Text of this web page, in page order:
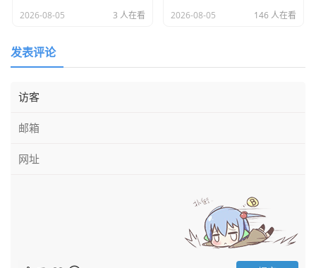
2026-08-05 3 人在看 2026-08-05 146 人在看
发表评论